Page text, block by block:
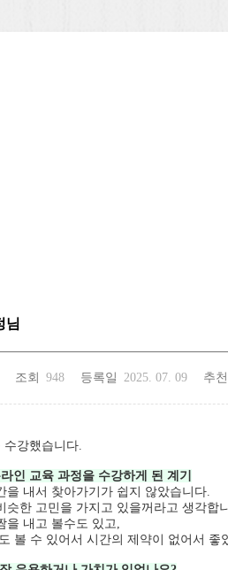
님
조회 948 등록일 2025. 07. 09 추천
수강했습니다.
인 교육 과정을 수강하게 된 계기
을 내서 찾아가기가 쉽지 않았습니다.
슷한 고민을 가지고 있을꺼라고 생각합
을 내고 볼수도 있고,
볼 수 있어서 시간의 제약이 없어서 좋